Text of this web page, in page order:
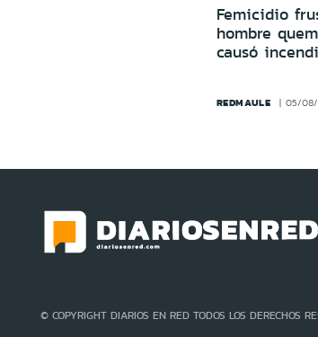
Femicidio
hombre
causó
REDMAULE 05/08/
© COPYRIGHT DIARIOS EN RED TODOS LOS DERECHOS